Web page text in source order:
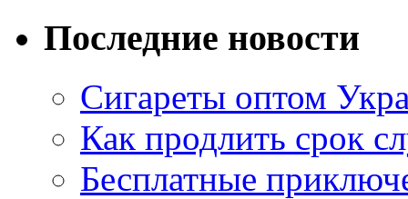
Последние новости
Сигареты оптом
Как продлить срок
Бесплатные